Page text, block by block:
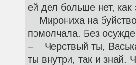
ей дел больше нет, как
Мирониха на
помолчала. Без
– Черствый ты,
ты внутри, так и знай.